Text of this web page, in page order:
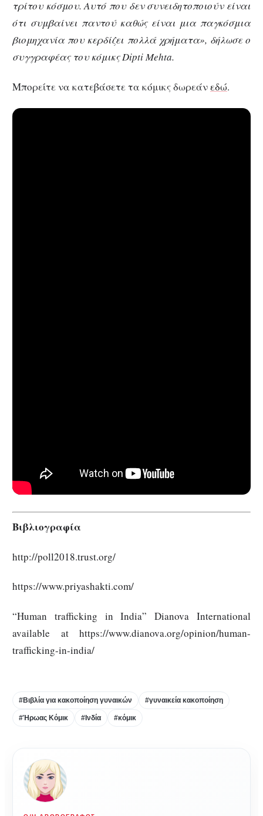
τρίτου κόσμου. Αυτό που δεν συνειδητοποιούν είναι
ότι συμβαίνει παντού καθώς είναι μια παγκόσμια
βιομηχανία που κερδίζει πολλά χρήματα», δήλωσε ο
συγγραφέας του κόμικς Dipti Mehta.
Μπορείτε να κατεβάσετε τα κόμικς δωρεάνεδώ.
Βιβλιογραφία
http://poll2018.trust.org/
https://www.priyashakti.com/
“Human trafficking in India” Dianova International
available at https://www.dianova.org/opinion/human-
trafficking-in-india/
#Βιβλία για κακοποίηση γυναικών #γυναικεία κακοποίηση
#Ήρωας Κόμικ #Ινδία #κόμικ